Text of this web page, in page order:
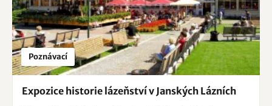
Poznávací
Expozice historie lázeňství v Janských Lázních